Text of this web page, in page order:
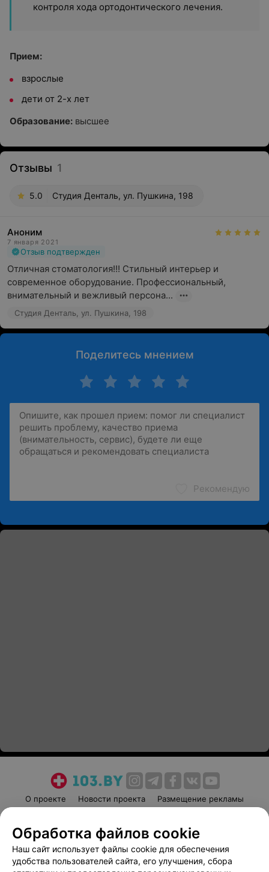
контроля хода ортодонтического лечения.
Прием:
взрослые
дети от 2-х лет
Образование: высшее
Отзывы 1
5.0 Студия Денталь, ул. Пушкина, 198
Аноним
7 января 2021
Отзыв подтвержден
Отличная стоматология!!! Стильный интерьер и
современное оборудование. Профессиональный,
внимательный и вежливый персона...
Студия Денталь, ул. Пушкина, 198
Поделитесь мнением
Рекомендую
О проекте Новости проекта
Размещение рекламы
Пользовательское соглашение
Способы оплаты
Вакансии
Партнеры
Написать руководителю 103.by
Обработка файлов cookie
Наш сайт использует файлы cookie для обеспечения
удобства пользователей сайта, его улучшения, сбора